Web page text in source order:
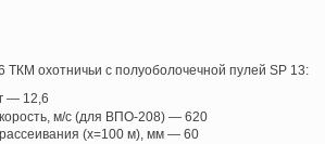
ТКМ охотничьи с полуоболочечной пулей SP 13:
— 12,6
м/с (для ВПО-208) — 620
(х=100 м), мм — 60